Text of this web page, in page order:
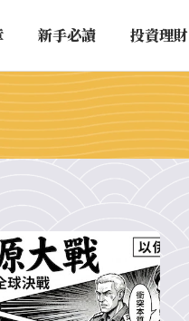
新手必讀 投資理財